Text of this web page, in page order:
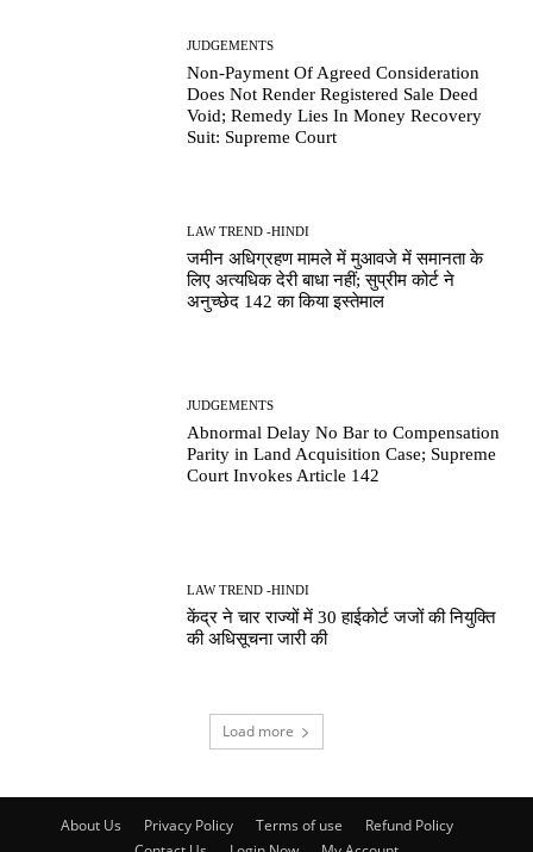
JUDGEMENTS
Non-Payment Of Agreed Consideration
Does Not Render Registered Sale Deed
Void; Remedy Lies In Money Recovery
Suit: Supreme Court
LAW TREND -HINDI
जमीन अधिग्रहण मामले में मुआवजे में समानता के
लिए अत्यधिक देरी बाधा नहीं; सुप्रीम कोर्ट ने
अनुच्छेद 142 का किया इस्तेमाल
JUDGEMENTS
Abnormal Delay No Bar to Compensation
Parity in Land Acquisition Case; Supreme
Court Invokes Article 142
LAW TREND -HINDI
केंद्र ने चार राज्यों में 30 हाईकोर्ट जजों की नियुक्ति
की अधिसूचना जारी की
Load more
About Us Privacy Policy Terms of use
Refund Policy